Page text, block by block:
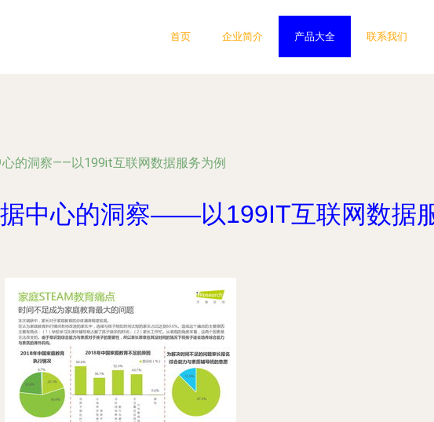
首页 企业简介 产品大全 联系我们
的洞察——以199it互联网数据服务为例
中心的洞察——以199IT互联网数据